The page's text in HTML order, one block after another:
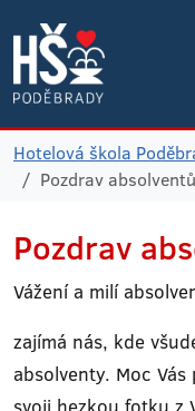
Hotelová škola
Pozdrav absolventů
Pozdrav
Vážení a milí
zajímá nás, kde
absolventy. Moc